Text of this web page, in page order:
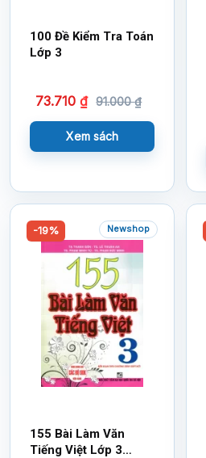
100 Đề Kiểm Tra Toán
Lớp 3
73.710₫ 91.000₫
Xem sách
-19% Newshop
155 Bài Làm Văn
Tiếng Việt Lớp 3